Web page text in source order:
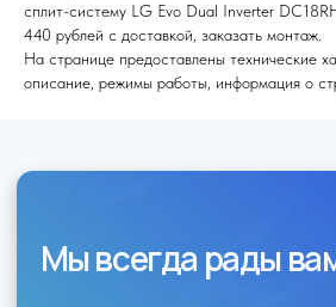
сплит-систему LG Evo Dual Inverter
440 рублей с доставкой, заказать монтаж.
На странице предоставлены технические
описание, режимы работы, информация о